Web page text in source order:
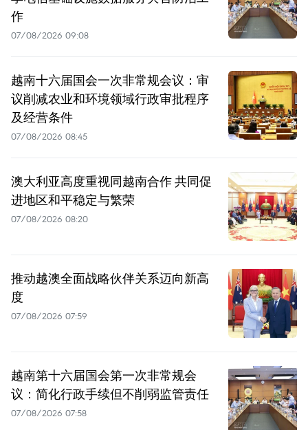
作
07/08/2026 09:08
越南十六届国会一次非常规会议：审
议削减农业和环境领域行政审批程序
及经营条件
07/08/2026 08:45
澳大利亚高度重视同越南合作 共同促
进地区和平稳定与繁荣
07/08/2026 08:20
推动越澳全面战略伙伴关系迈向新高
度
07/08/2026 07:59
越南第十六届国会第一次非常规会
议：简化行政手续但不削弱监管责任
07/08/2026 07:58